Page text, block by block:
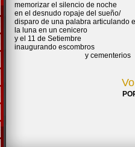
memorizar el silencio de noche
en el desnudo ropaje del sueño/
disparo de una palabra articulando
la luna en un cenicero
y el 11 de Setiembre
inaugurando escombros
y cementerios